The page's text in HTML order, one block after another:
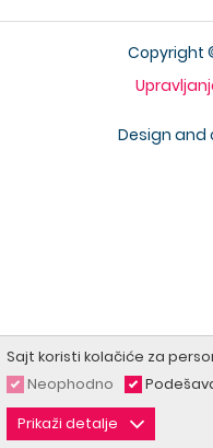
Copyright
Design and
Sajt koristi kolačiće za
Neophodno
Prikaži detalje